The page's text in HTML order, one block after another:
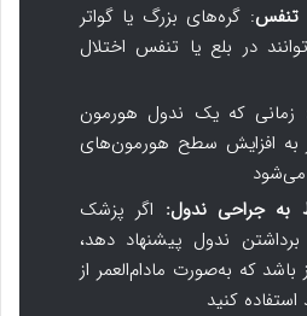
تنفس: گره‌های بزرگ یا گواتر
در بلع یا تنفس اختلال
زمانی که یک ندول هورمون
به افزایش سطح هورمون‌های
می‌شود
به جراحی ندول: اگر پزشک
ندول پیشنهاد دهد،
که به‌صورت مادام‌العمر از
استفاده کنید